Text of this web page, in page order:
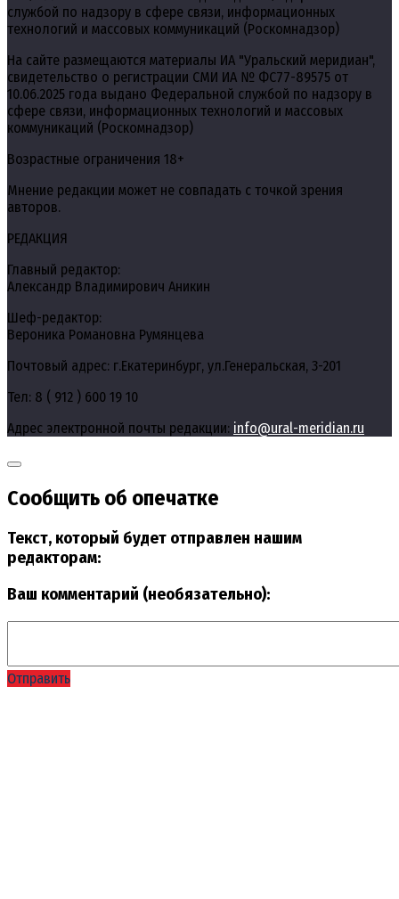
службой по надзору в сфере связи, информационных
технологий и массовых коммуникаций (Роскомнадзор)
На сайте размещаются материалы ИА "Уральский меридиан",
свидетельство о регистрации СМИ ИА № ФС77-89575 от
10.06.2025 года выдано Федеральной службой по надзору в
сфере связи, информационных технологий и массовых
коммуникаций (Роскомнадзор)
Возрастные ограничения 18+
Мнение редакции может не совпадать с точкой зрения
авторов.
РЕДАКЦИЯ
Главный редактор:
Александр Владимирович Аникин
Шеф-редактор:
Вероника Романовна Румянцева
Почтовый адрес: г.Екатеринбург, ул.Генеральская, 3-201
Тел: 8 ( 912 ) 600 19 10
Адрес электронной почты редакции: info@ural-meridian.ru
Сообщить об опечатке
Текст, который будет отправлен нашим
редакторам:
Ваш комментарий (необязательно):
Отправить